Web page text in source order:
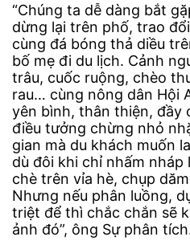
“Chúng ta dễ dàng bắt
dừng lại trên phố, trao
cùng đá bóng thả diều
bố mẹ đi du lịch. Cảnh
trâu, cuốc ruộng, chèo
rau… cùng nông dân Hội
yên bình, thân thiện, đầy
điều tưởng chừng nhỏ
gian mà du khách muốn
dù đôi khi chỉ nhấm
chè trên vỉa hè, chụp
Nhưng nếu phân luồng,
triệt để thì chắc chắn sẽ
ảnh đó”, ông Sự phân